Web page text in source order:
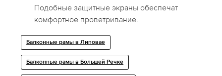
Подобные защитные экраны обеспечат
комфортное проветривание.
Балконные рамы в Липoвaе
Балконные рамы в Большей Речке